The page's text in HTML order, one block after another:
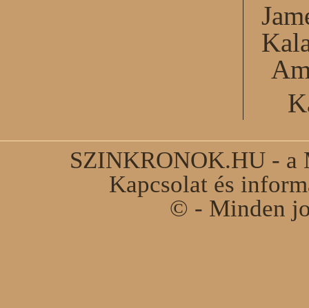
SZINKRONOK.HU - a
Kapcsolat és
© - Minden